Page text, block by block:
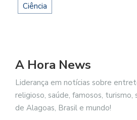
Ciência
A Hora News
Liderança em notícias sobre
religioso, saúde, famosos, turismo,
de Alagoas, Brasil e mundo!